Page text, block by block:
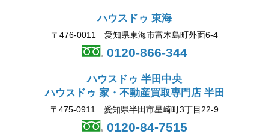
ハウスドゥ 東海
〒476-0011 愛知県東海市富木島町外面6-4
0120-866-344
ハウスドゥ 半田中央
ハウスドゥ 家・不動産買取専門店 半田
〒475-0911 愛知県半田市星崎町3丁目22-9
0120-84-7515